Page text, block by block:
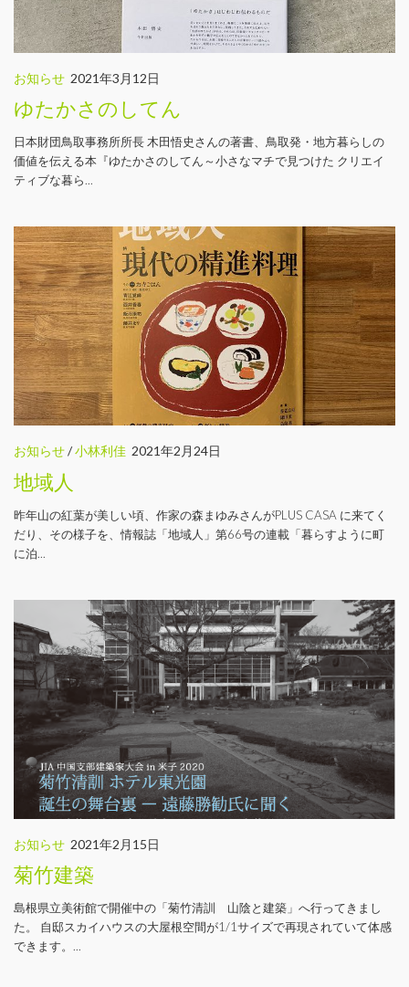
お知らせ 2021年3月12日
ゆたかさのしてん
日本財団鳥取事務所所長 木田悟史さんの著書、鳥取発・地方暮らしの
価値を伝える本『ゆたかさのしてん～小さなマチで見つけた クリエイ
ティブな暮ら...
お知らせ/小林利佳 2021年2月24日
地域人
昨年山の紅葉が美しい頃、作家の森まゆみさんがPLUS CASA に来てく
だり、その様子を、情報誌「地域人」第66号の連載「暮らすように町
に泊...
お知らせ 2021年2月15日
菊竹建築
島根県立美術館で開催中の「菊竹清訓 山陰と建築」へ行ってきまし
た。 自邸スカイハウスの大屋根空間が1/1サイズで再現されていて体感
できます。...